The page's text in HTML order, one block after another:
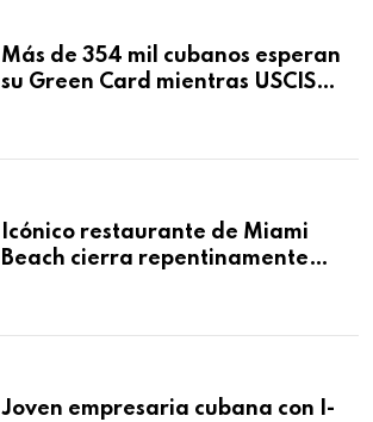
Más de 354 mil cubanos esperan
su Green Card mientras USCIS
Icónico restaurante de Miami
Beach cierra repentinamente
Joven empresaria cubana con I-